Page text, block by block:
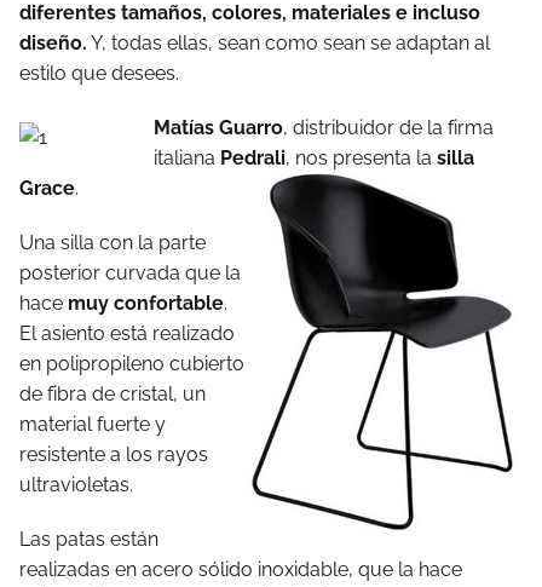
diferentes tamaños, colores, materiales e incluso
diseño. Y, todas ellas, sean como sean se adaptan al
estilo que desees.
Matías Guarro, distribuidor de la firma
italiana Pedrali, nos presenta la silla
Grace.
Una silla con la parte
posterior curvada que la
hace muy confortable.
El asiento está realizado
en polipropileno cubierto
de fibra de cristal, un
material fuerte y
resistente a los rayos
ultravioletas.
Las patas están
realizadas en acero sólido inoxidable, que la hace